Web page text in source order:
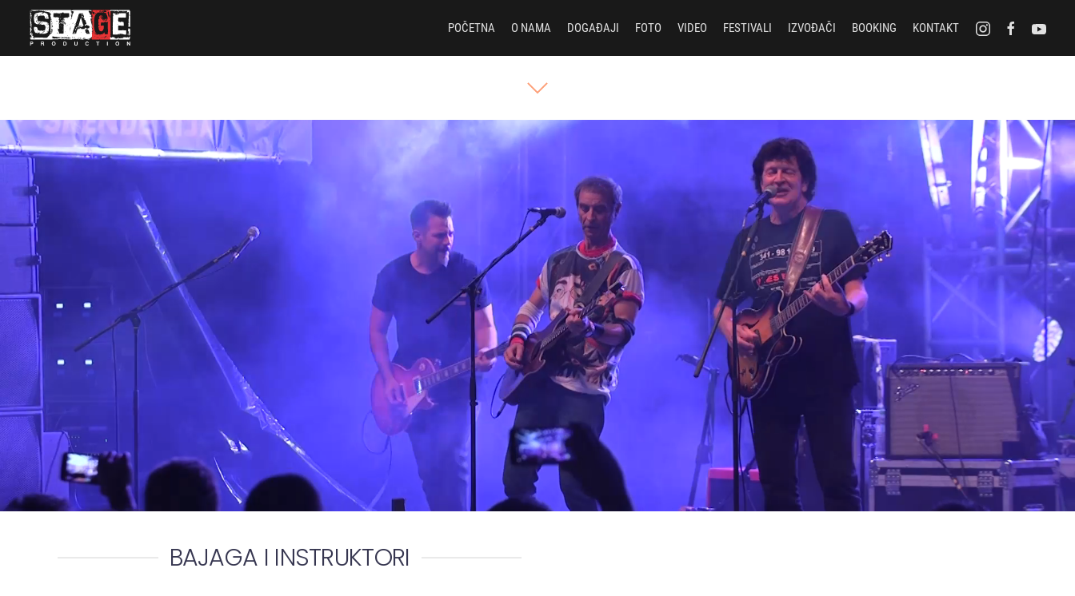
POČETNA O NAMA DOGAĐAJI FOTO VIDEO FESTIVALI IZVOĐAČI BOOKING KONTAKT
BAJAGA I INSTRUKTORI